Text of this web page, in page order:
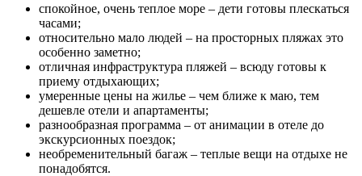
спокойное, очень теплое море – дети готовы плескаться
часами;
относительно мало людей – на просторных пляжах это
особенно заметно;
отличная инфраструктура пляжей – всюду готовы к
приему отдыхающих;
умеренные цены на жилье – чем ближе к маю, тем
дешевле отели и апартаменты;
разнообразная программа – от анимации в отеле до
экскурсионных поездок;
необременительный багаж – теплые вещи на отдыхе не
понадобятся.